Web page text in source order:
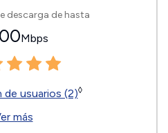
descarga de hasta
Mbps
de usuarios (2)◊
más